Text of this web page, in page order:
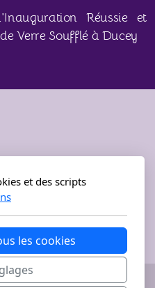
Réussie et
Verre Soufflé à Ducey
et des scripts
les cookies